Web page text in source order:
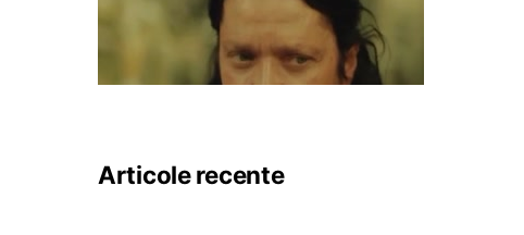
Articole recente